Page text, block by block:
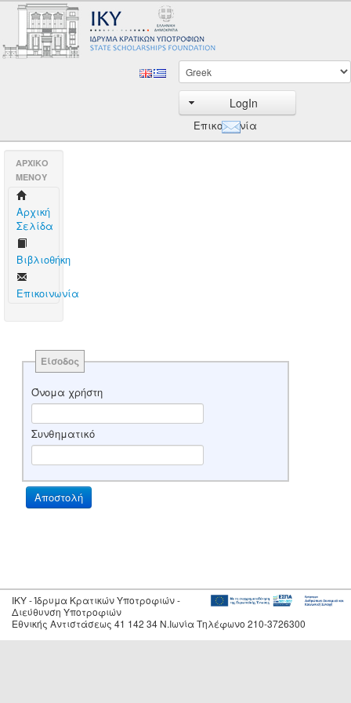
LogIn
Επικοινωνία
AΡΧΙΚΟ
ΜΕΝΟΥ
Aρχική
Σελίδα
Βιβλιοθήκη
Επικοινωνία
Είσοδος
Όνομα χρήστη
Συνθηματικό
IKY - Ίδρυμα Κρατικών Υποτροφιών -
Διεύθυνση Υποτροφιών
Εθνικής Αντιστάσεως 41 142 34 Ν.Ιωνία Τηλέφωνο 210-3726300